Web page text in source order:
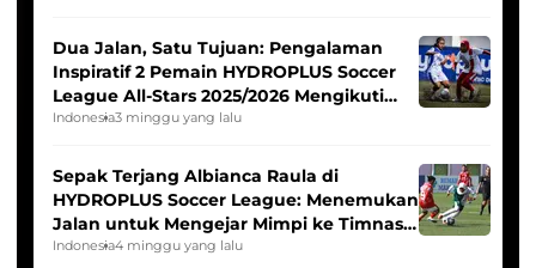
Dua Jalan, Satu Tujuan: Pengalaman
Inspiratif 2 Pemain HYDROPLUS Soccer
League All-Stars 2025/2026 Mengikuti
Seleksi Timnas Indonesia Putri
Indonesia3 minggu yang lalu
Sepak Terjang Albianca Raula di
HYDROPLUS Soccer League: Menemukan
Jalan untuk Mengejar Mimpi ke Timnas
Indonesia Putri
Indonesia4 minggu yang lalu